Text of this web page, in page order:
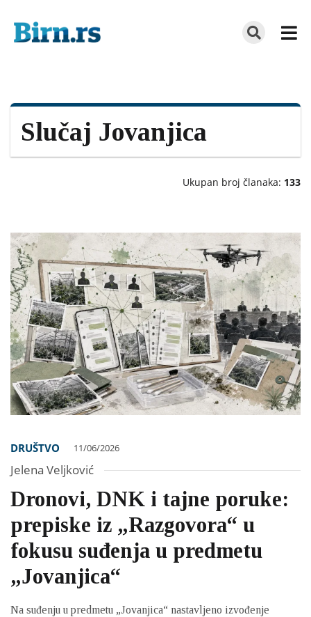
Slučaj Jovanjica
Ukupan broj članaka: 133
DRUŠTVO 11/06/2026
Jelena Veljković
Dronovi, DNK i tajne poruke:
prepiske iz „Razgovora“ u
fokusu suđenja u predmetu
„Jovanjica“
Na suđenju u predmetu „Jovanjica“ nastavljeno izvođenje